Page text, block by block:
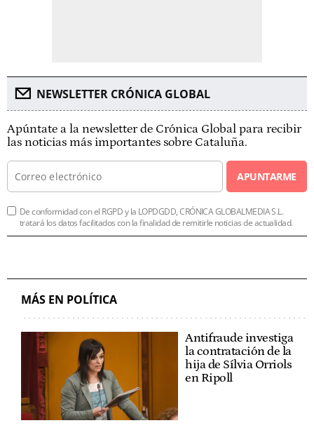
NEWSLETTER CRÓNICA GLOBAL
Apúntate a la newsletter de Crónica Global para recibir
las noticias más importantes sobre Cataluña.
APUNTARME
De conformidad con el RGPD y la LOPDGDD, CRÓNICA GLOBALMEDIA S.L.
tratará los datos facilitados con la finalidad de remitirle noticias de actualidad.
MÁS EN POLÍTICA
Antifraude investiga
la contratación de la
hija de Sílvia Orriols
en Ripoll